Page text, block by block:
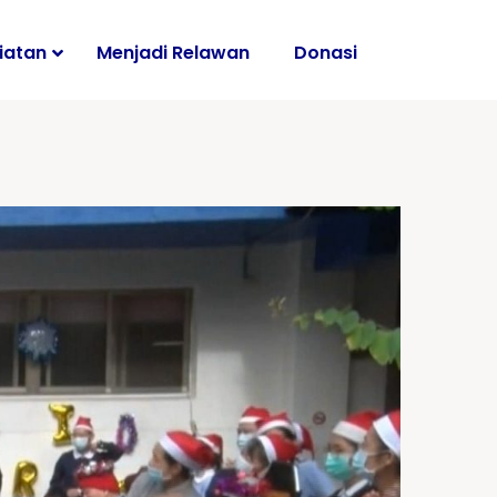
Menjadi Relawan Donasi